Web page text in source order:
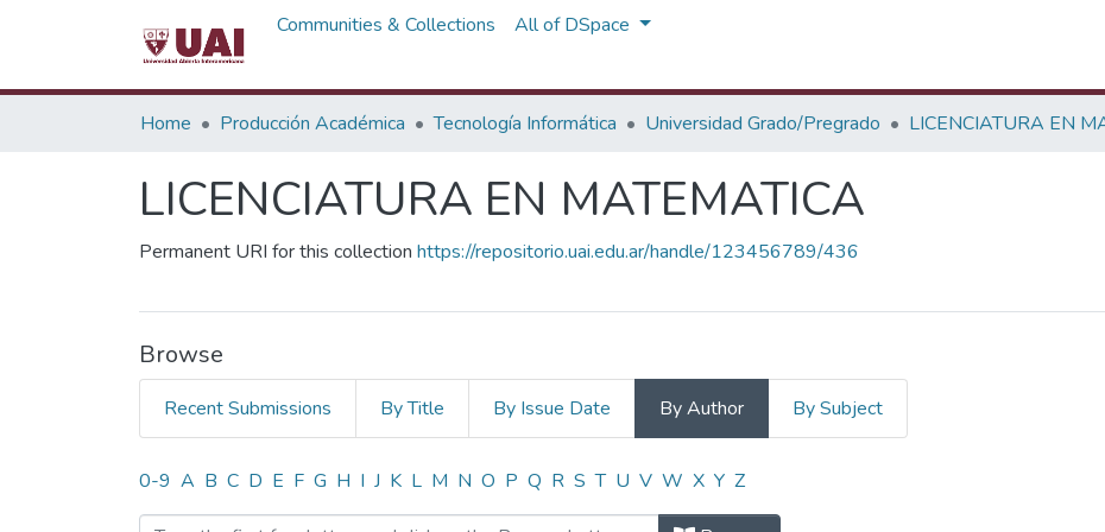
Communities & Collections All of DSpace
Home Producción Académica Tecnología Informática Universidad Grado/Pregrado LICENCIATURA EN
LICENCIATURA EN MATEMATICA
Permanent URI for this collection https://repositorio.uai.edu.ar/handle/123456789/436
Browse
Recent Submissions By Title By Issue Date By Author By Subject
Browsing LICENCIATURA EN MATEMATICA by Author "Jalfin,
0-9 A B C D E F G H I J K L M N O P Q R S T U V W X Y Z